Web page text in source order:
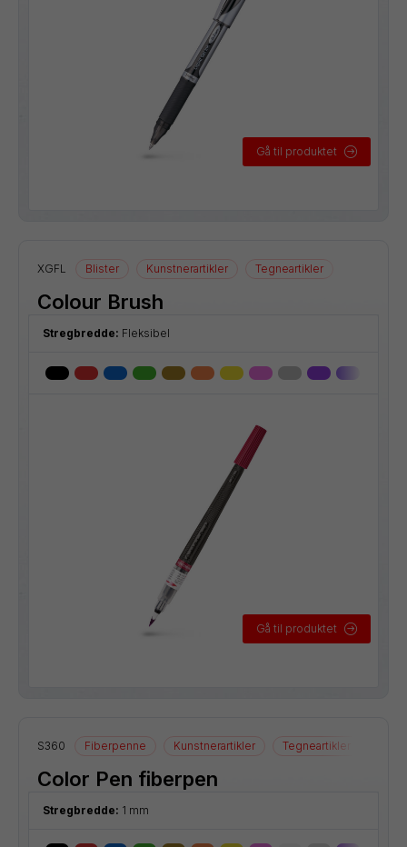
Gå til produktet
XGFL Blister Kunstnerartikler Tegneartikler
Colour Brush
Stregbredde: Fleksibel
Gå til produktet
S360 Fiberpenne Kunstnerartikler Tegneartikler
Color Pen fiberpen
Stregbredde: 1 mm